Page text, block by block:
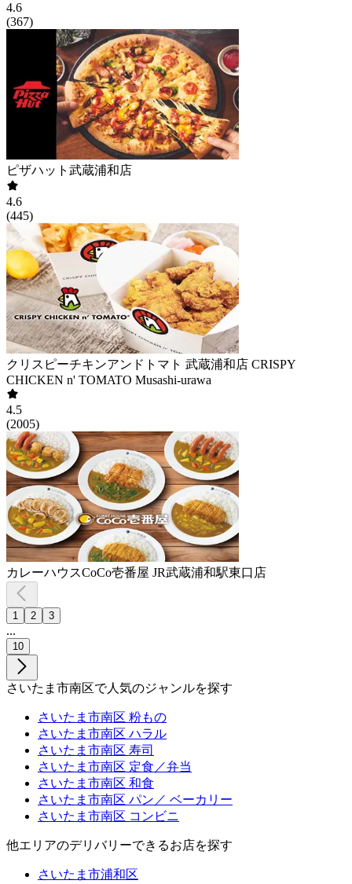
4.6
(367)
ピザハット武蔵浦和店
4.6
(445)
クリスピーチキンアンドトマト 武蔵浦和店 CRISPY
CHICKEN n' TOMATO Musashi-urawa
4.5
(2005)
カレーハウスCoCo壱番屋 JR武蔵浦和駅東口店
1 2 3
...
10
さいたま市南区で人気のジャンルを探す
さいたま市南区 粉もの
さいたま市南区 ハラル
さいたま市南区 寿司
さいたま市南区 定食／弁当
さいたま市南区 和食
さいたま市南区 パン／ ベーカリー
さいたま市南区 コンビニ
他エリアのデリバリーできるお店を探す
さいたま市浦和区